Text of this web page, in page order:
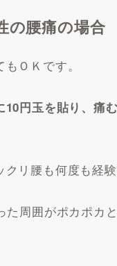
の腰痛の場合
ＯＫです。
10円玉を貼り、痛
リ腰も何度も経験
周囲がポカポカ